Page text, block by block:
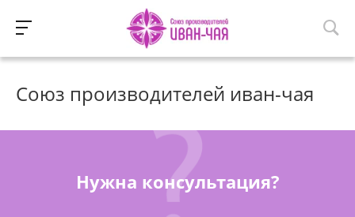
Союз производителей иван-чая
Нужна консультация?